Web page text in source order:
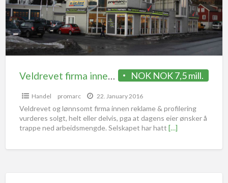
NOK NOK 7,5 mill.
Veldrevet firma innen Profil & Reklame vurderes solgt
Handel promarc 22. January 2016
Veldrevet og lønnsomt firma innen reklame & profilering
vurderes solgt, helt eller delvis, pga at dagens eier ønsker å
trappe ned arbeidsmengde. Selskapet har hatt […]